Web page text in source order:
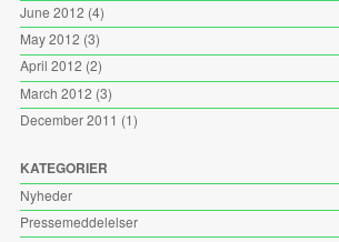
June 2012 (4)
May 2012 (3)
April 2012 (2)
March 2012 (3)
December 2011 (1)
KATEGORIER
Nyheder
Pressemeddelelser